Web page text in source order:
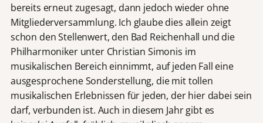
bereits erneut zugesagt, dann jedoch wieder ohne
Mitgliederversammlung. Ich glaube dies allein zeigt
schon den Stellenwert, den Bad Reichenhall und die
Philharmoniker unter Christian Simonis im
musikalischen Bereich einnimmt, auf jeden Fall eine
ausgesprochene Sonderstellung, die mit tollen
musikalischen Erlebnissen für jeden, der hier dabei sein
darf, verbunden ist. Auch in diesem Jahr gibt es